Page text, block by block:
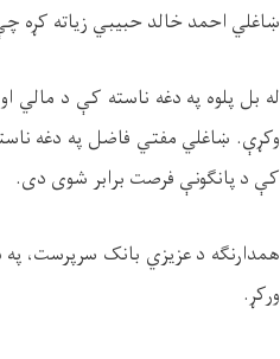
ښاغلي احمد خالد حبیبي زیاته
له بل پلوه په دغه ناسته کې د مالي
وکړې. ښاغلي مفتي فاضل په دغه
کې د پانګونې فرصت برابر شوی دی.
همدارنګه د عزیزي بانک سرپرست،
ورکړ.